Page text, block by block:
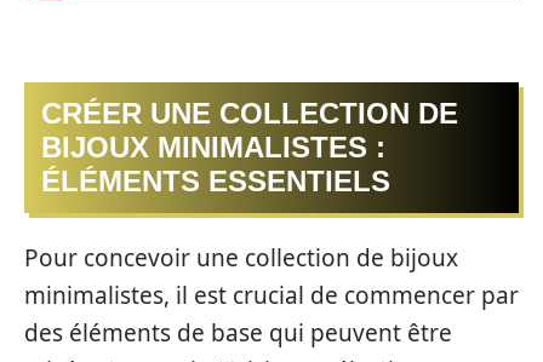
CRÉER UNE COLLECTION DE
BIJOUX MINIMALISTES :
ÉLÉMENTS ESSENTIELS
Pour concevoir une collection de bijoux
minimalistes, il est crucial de commencer par
des éléments de base qui peuvent être